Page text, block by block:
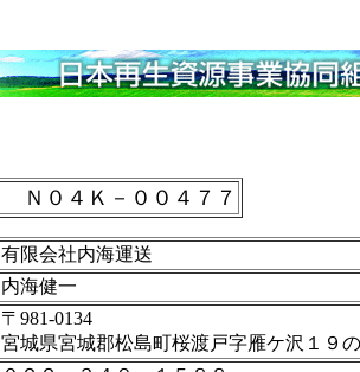
Ｎ０４Ｋ－００４７７
有限会社内海運送
内海健一
〒981-0134
宮城県宮城郡松島町桜渡戸字雁ケ沢１９